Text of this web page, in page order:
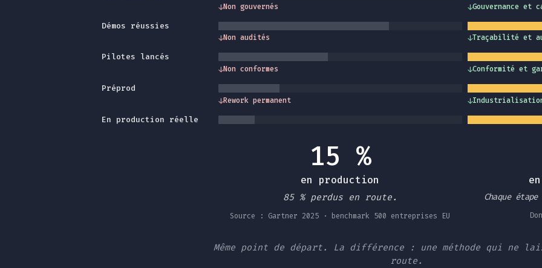
↓Non gouvernés ↓Gouvernance et
Démos réussies
↓Non audités ↓Traçabilité et
Pilotes lancés
↓Non conformes ↓Conformité et
Préprod
↓Rework permanent ↓
En production réelle
15 %
en production
85 % perdus en route.
Source : Gartner 2025 · benchmark 500 entreprises EU
Chaque
Même point de départ. La différence : une méthode qui ne
route.